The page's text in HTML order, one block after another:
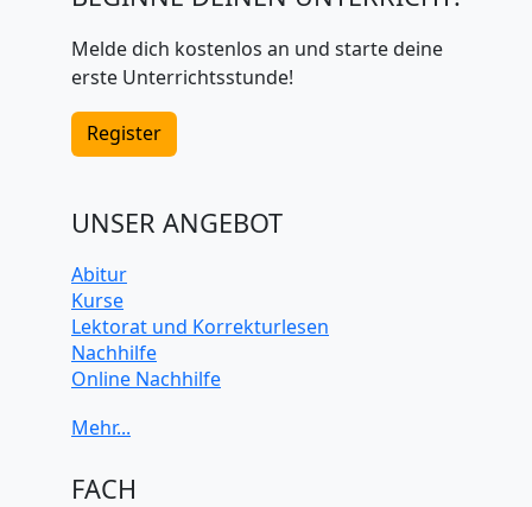
Melde dich kostenlos an und starte deine
erste Unterrichtsstunde!
Register
UNSER ANGEBOT
Abitur
Kurse
Lektorat und Korrekturlesen
Nachhilfe
Online Nachhilfe
FACH